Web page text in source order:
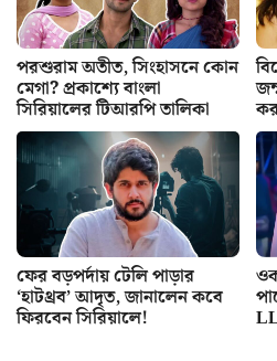
পরশুরাম অতীত, সিংহাসনে কোন
মেগা? প্রকাশ্যে বাংলা
সিরিয়ালের টিআরপি তালিকা
ফের বড়পর্দায় টেলি পাড়ার
‘হাটথ্রব’ আদৃত, জানালেন কবে
ফিরবেন সিরিয়ালে!